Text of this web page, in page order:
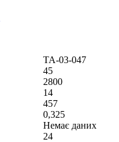
ТА-03-047
45
2800
14
457
0,325
Немає даних
24